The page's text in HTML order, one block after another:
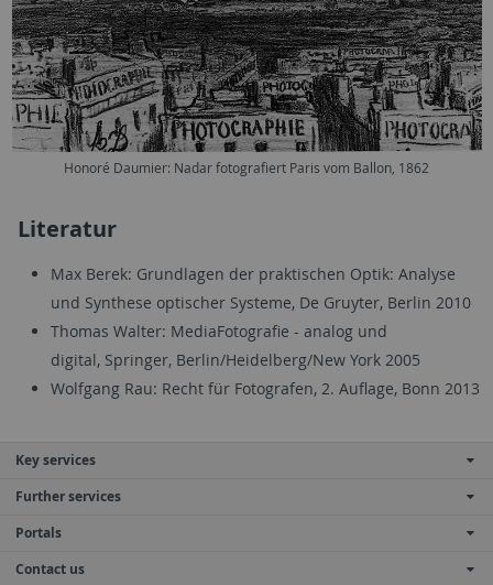
Honoré Daumier: Nadar fotografiert Paris vom Ballon, 1862
Literatur
Max Berek: Grundlagen der praktischen Optik: Analyse
und Synthese optischer Systeme, De Gruyter, Berlin 2010
Thomas Walter: MediaFotografie - analog und
digital, Springer, Berlin/Heidelberg/New York 2005
Wolfgang Rau: Recht für Fotografen, 2. Auflage, Bonn 2013
Key services
Further services
Portals
Contact us